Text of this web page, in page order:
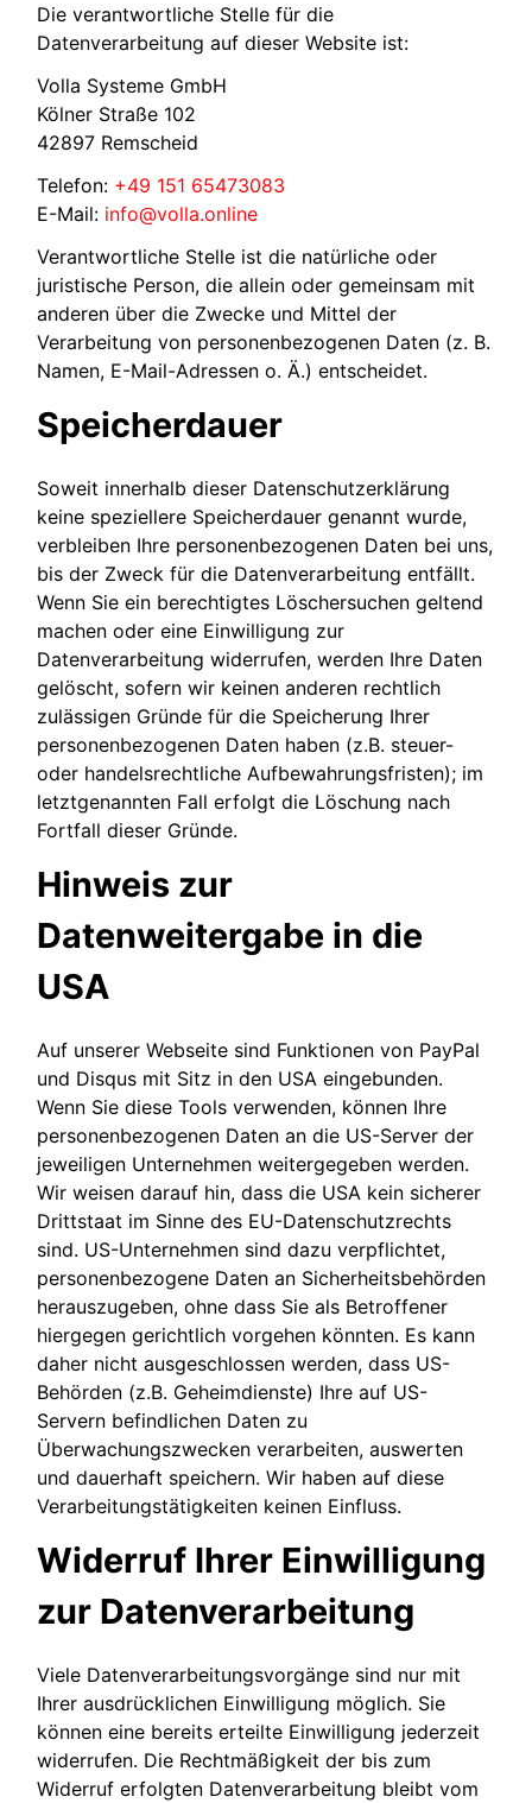
Die verantwortliche Stelle für die
Datenverarbeitung auf dieser Website ist:
Volla Systeme GmbH
Kölner Straße 102
42897 Remscheid
Telefon: +49 151 65473083
E-Mail: info@volla.online
Verantwortliche Stelle ist die natürliche oder
juristische Person, die allein oder gemeinsam mit
anderen über die Zwecke und Mittel der
Verarbeitung von personenbezogenen Daten (z. B.
Namen, E-Mail-Adressen o. Ä.) entscheidet.
Speicherdauer
Soweit innerhalb dieser Datenschutzerklärung
keine speziellere Speicherdauer genannt wurde,
verbleiben Ihre personenbezogenen Daten bei uns,
bis der Zweck für die Datenverarbeitung entfällt.
Wenn Sie ein berechtigtes Löschersuchen geltend
machen oder eine Einwilligung zur
Datenverarbeitung widerrufen, werden Ihre Daten
gelöscht, sofern wir keinen anderen rechtlich
zulässigen Gründe für die Speicherung Ihrer
personenbezogenen Daten haben (z.B. steuer-
oder handelsrechtliche Aufbewahrungsfristen); im
letztgenannten Fall erfolgt die Löschung nach
Fortfall dieser Gründe.
Hinweis zur
Datenweitergabe in die
USA
Auf unserer Webseite sind Funktionen von PayPal
und Disqus mit Sitz in den USA eingebunden.
Wenn Sie diese Tools verwenden, können Ihre
personenbezogenen Daten an die US-Server der
jeweiligen Unternehmen weitergegeben werden.
Wir weisen darauf hin, dass die USA kein sicherer
Drittstaat im Sinne des EU-Datenschutzrechts
sind. US-Unternehmen sind dazu verpflichtet,
personenbezogene Daten an Sicherheitsbehörden
herauszugeben, ohne dass Sie als Betroffener
hiergegen gerichtlich vorgehen könnten. Es kann
daher nicht ausgeschlossen werden, dass US-
Behörden (z.B. Geheimdienste) Ihre auf US-
Servern befindlichen Daten zu
Überwachungszwecken verarbeiten, auswerten
und dauerhaft speichern. Wir haben auf diese
Verarbeitungstätigkeiten keinen Einfluss.
Widerruf Ihrer Einwilligung
zur Datenverarbeitung
Viele Datenverarbeitungsvorgänge sind nur mit
Ihrer ausdrücklichen Einwilligung möglich. Sie
können eine bereits erteilte Einwilligung jederzeit
widerrufen. Die Rechtmäßigkeit der bis zum
Widerruf erfolgten Datenverarbeitung bleibt vom